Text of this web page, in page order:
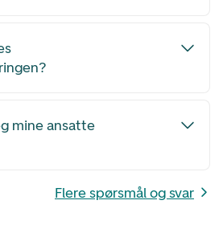
mine ansatte
Flere spørsmål og svar